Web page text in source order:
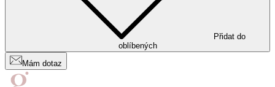
Přidat do
oblíbených
Mám dotaz